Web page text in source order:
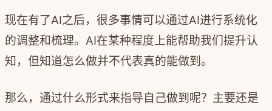
现在有了AI之后，很多事情可以通过AI进行系统化
的调整和梳理。 AI在某种程度上能帮助我们提升认
知，但知道怎么做并不代表真的能做到。
那么，通过什么形式来指导自己做到呢？主要还是